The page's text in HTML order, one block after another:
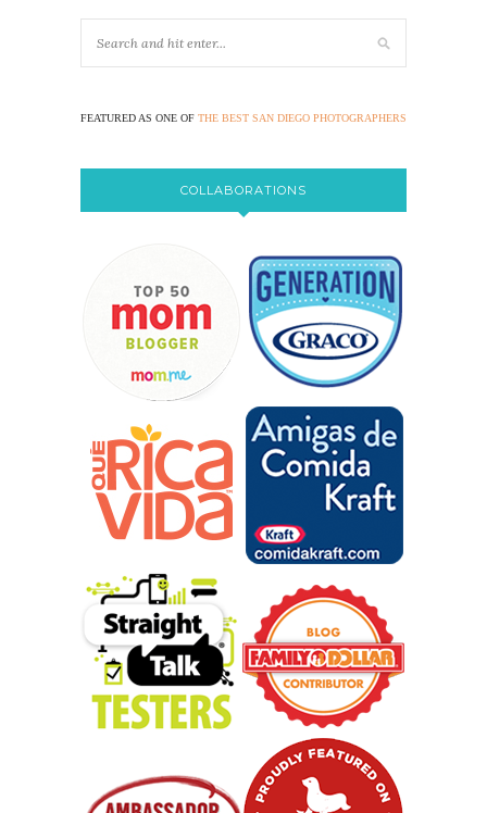
FEATURED AS ONE OF THE BEST SAN DIEGO PHOTOGRAPHERS
COLLABORATIONS